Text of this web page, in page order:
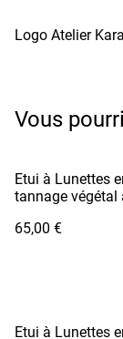
Logo Atelier
Vous
Etui à Lunettes
tannage végétal
Foncé / Fil Blanc
65,00 €
Etui à Lunettes